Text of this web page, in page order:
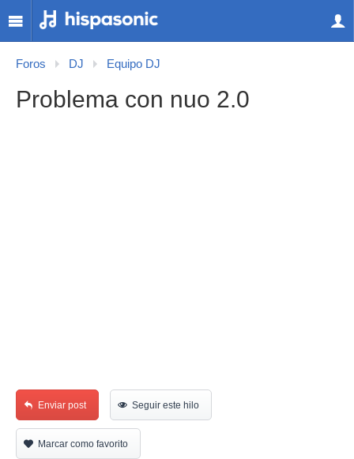
Foros DJ Equipo DJ
Problema con nuo 2.0
Enviar post Seguir este hilo
Marcar como favorito